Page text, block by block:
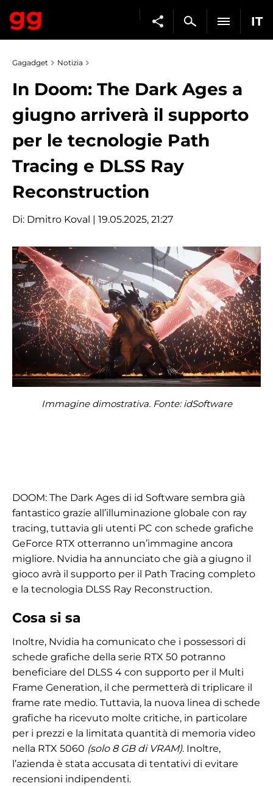
IT
Gagadget Notizia
In Doom: The Dark Ages a
giugno arriverà il supporto
per le tecnologie Path
Tracing e DLSS Ray
Reconstruction
Di: Dmitro Koval | 19.05.2025, 21:27
Immagine dimostrativa. Fonte: idSoftware
DOOM: The Dark Ages di id Software sembra già
fantastico grazie all’illuminazione globale con ray
tracing, tuttavia gli utenti PC con schede grafiche
GeForce RTX otterranno un’immagine ancora
migliore. Nvidia ha annunciato che già a giugno il
gioco avrà il supporto per il Path Tracing completo
e la tecnologia DLSS Ray Reconstruction.
Cosa si sa
Inoltre, Nvidia ha comunicato che i possessori di
schede grafiche della serie RTX 50 potranno
beneficiare del DLSS 4 con supporto per il Multi
Frame Generation, il che permetterà di triplicare il
frame rate medio. Tuttavia, la nuova linea di schede
grafiche ha ricevuto molte critiche, in particolare
per i prezzi e la limitata quantità di memoria video
nella RTX 5060 (solo 8 GB di VRAM). Inoltre,
l’azienda è stata accusata di tentativi di evitare
recensioni indipendenti.